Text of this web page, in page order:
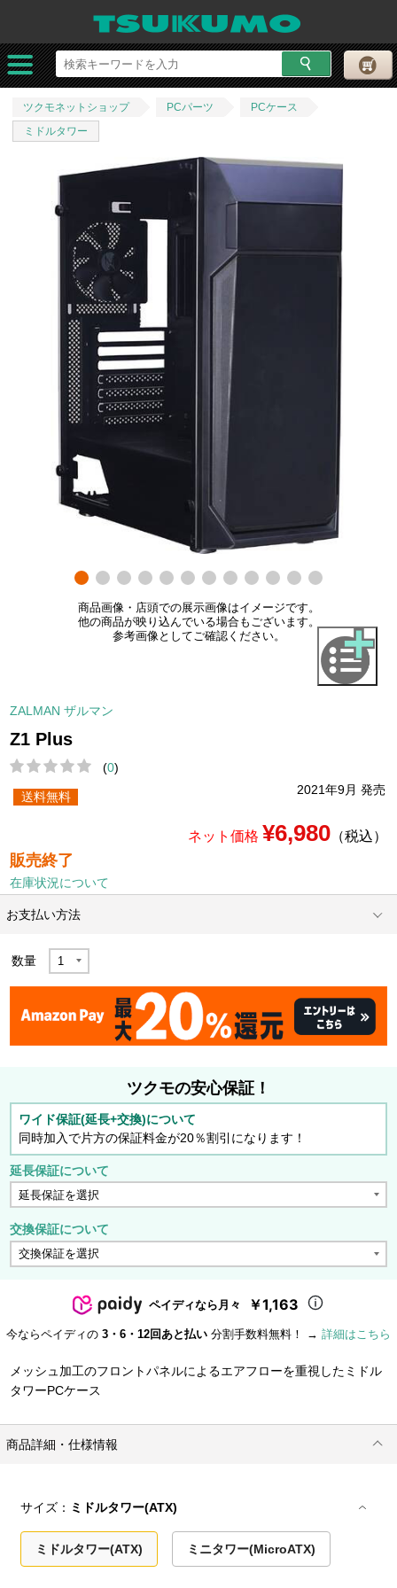
ツクモネットショップ PCパーツ
PCケース
ミドルタワー
商品画像・店頭での展示画像はイメージです。
他の商品が映り込んでいる場合もございます。
参考画像としてご確認ください。
ZALMAN ザルマン
Z1 Plus
(0)
2021年9月 発売
送料無料
ネット価格 ¥6,980（税込）
販売終了
在庫状況について
お支払い方法
数量
ツクモの安心保証！
ワイド保証(延長+交換)について
同時加入で片方の保証料金が20％割引になります！
延長保証について
交換保証について
ペイディなら月々 ￥1,163
今ならペイディの 3・6・12回あと払い 分割手数料無料！ → 詳細はこちら
メッシュ加工のフロントパネルによるエアフローを重視したミドル
タワーPCケース
商品詳細・仕様情報
サイズ： ミドルタワー(ATX)
ミドルタワー(ATX) ミニタワー(MicroATX)